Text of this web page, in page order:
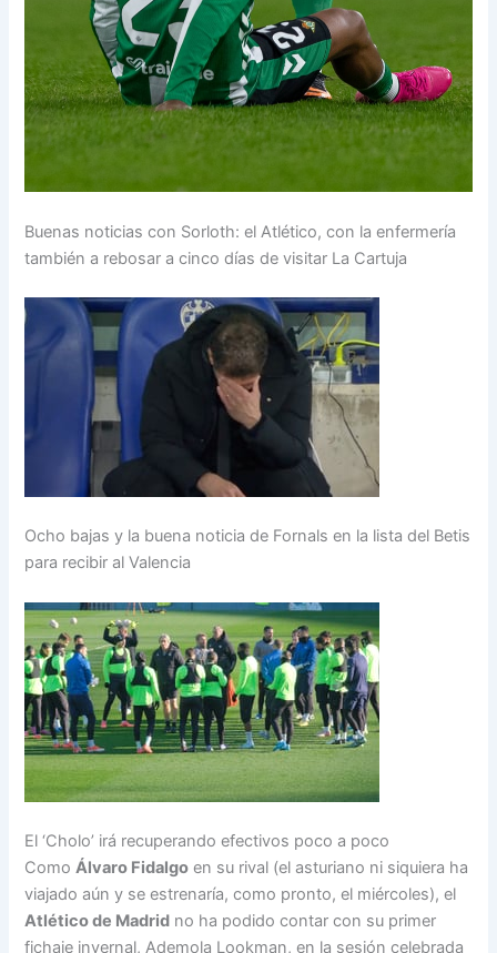
Buenas noticias con Sorloth: el Atlético, con la enfermería
también a rebosar a cinco días de visitar La Cartuja
Ocho bajas y la buena noticia de Fornals en la lista del Betis
para recibir al Valencia
El ‘Cholo’ irá recuperando efectivos poco a poco
ComoÁlvaro Fidalgo en su rival (el asturiano ni siquiera ha
viajado aún y se estrenaría, como pronto, el miércoles), el
Atlético de Madrid no ha podido contar con su primer
fichaje invernal, Ademola Lookman, en la sesión celebrada